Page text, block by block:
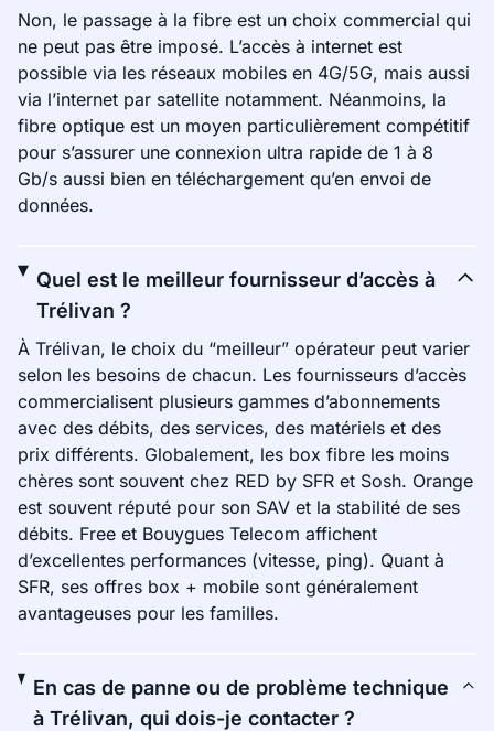
Non, le passage à la fibre est un choix commercial qui
ne peut pas être imposé. L’accès à internet est
possible via les réseaux mobiles en 4G/5G, mais aussi
via l’internet par satellite notamment. Néanmoins, la
fibre optique est un moyen particulièrement compétitif
pour s’assurer une connexion ultra rapide de 1 à 8
Gb/s aussi bien en téléchargement qu’en envoi de
données.
Quel est le meilleur fournisseur d’accès à
Trélivan ?
À Trélivan, le choix du “meilleur” opérateur peut varier
selon les besoins de chacun. Les fournisseurs d’accès
commercialisent plusieurs gammes d’abonnements
avec des débits, des services, des matériels et des
prix différents. Globalement, les box fibre les moins
chères sont souvent chez RED by SFR et Sosh. Orange
est souvent réputé pour son SAV et la stabilité de ses
débits. Free et Bouygues Telecom affichent
d’excellentes performances (vitesse, ping). Quant à
SFR, ses offres box + mobile sont généralement
avantageuses pour les familles.
En cas de panne ou de problème technique
à Trélivan, qui dois-je contacter ?